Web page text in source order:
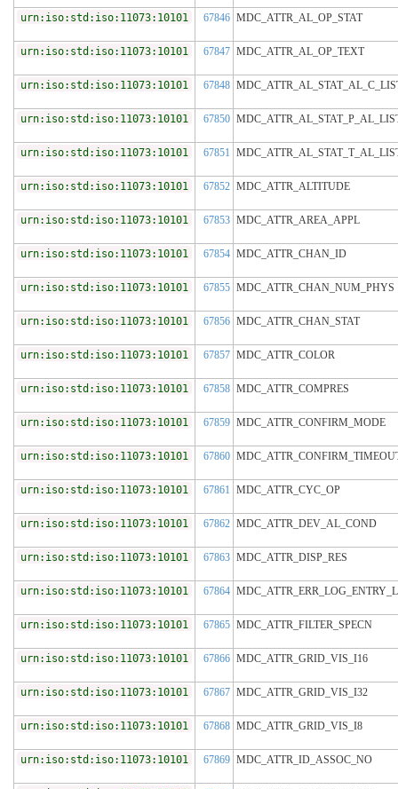
urn:iso:std:iso:11073:10101 67846 MDC_ATTR_AL_OP_STAT
urn:iso:std:iso:11073:10101 67847 MDC_ATTR_AL_OP_TEXT
urn:iso:std:iso:11073:10101 67848
urn:iso:std:iso:11073:10101 67850
urn:iso:std:iso:11073:10101 67851
urn:iso:std:iso:11073:10101 67852 MDC_ATTR_ALTITUDE
urn:iso:std:iso:11073:10101 67853 MDC_ATTR_AREA_APPL
urn:iso:std:iso:11073:10101 67854 MDC_ATTR_CHAN_ID
urn:iso:std:iso:11073:10101 67855 MDC_ATTR_CHAN_NUM_PHYS
urn:iso:std:iso:11073:10101 67856 MDC_ATTR_CHAN_STAT
urn:iso:std:iso:11073:10101 67857 MDC_ATTR_COLOR
urn:iso:std:iso:11073:10101 67858 MDC_ATTR_COMPRES
urn:iso:std:iso:11073:10101 67859 MDC_ATTR_CONFIRM_MODE
urn:iso:std:iso:11073:10101 67860
urn:iso:std:iso:11073:10101 67861 MDC_ATTR_CYC_OP
urn:iso:std:iso:11073:10101 67862 MDC_ATTR_DEV_AL_COND
urn:iso:std:iso:11073:10101 67863 MDC_ATTR_DISP_RES
urn:iso:std:iso:11073:10101 67864
urn:iso:std:iso:11073:10101 67865 MDC_ATTR_FILTER_SPECN
urn:iso:std:iso:11073:10101 67866 MDC_ATTR_GRID_VIS_I16
urn:iso:std:iso:11073:10101 67867 MDC_ATTR_GRID_VIS_I32
urn:iso:std:iso:11073:10101 67868 MDC_ATTR_GRID_VIS_I8
urn:iso:std:iso:11073:10101 67869 MDC_ATTR_ID_ASSOC_NO